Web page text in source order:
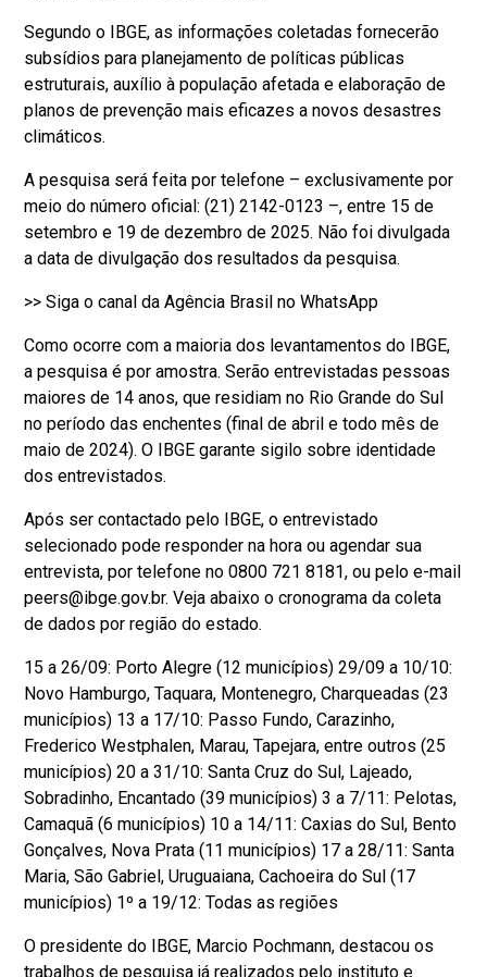
Segundo o IBGE, as informações coletadas fornecerão
subsídios para planejamento de políticas públicas
estruturais, auxílio à população afetada e elaboração de
planos de prevenção mais eficazes a novos desastres
climáticos.
A pesquisa será feita por telefone – exclusivamente por
meio do número oficial: (21) 2142-0123 –, entre 15 de
setembro e 19 de dezembro de 2025. Não foi divulgada
a data de divulgação dos resultados da pesquisa.
>> Siga o canal da Agência Brasil no WhatsApp
Como ocorre com a maioria dos levantamentos do IBGE,
a pesquisa é por amostra. Serão entrevistadas pessoas
maiores de 14 anos, que residiam no Rio Grande do Sul
no período das enchentes (final de abril e todo mês de
maio de 2024). O IBGE garante sigilo sobre identidade
dos entrevistados.
Após ser contactado pelo IBGE, o entrevistado
selecionado pode responder na hora ou agendar sua
entrevista, por telefone no 0800 721 8181, ou pelo e-mail
peers@ibge.gov.br. Veja abaixo o cronograma da coleta
de dados por região do estado.
15 a 26/09: Porto Alegre (12 municípios) 29/09 a 10/10:
Novo Hamburgo, Taquara, Montenegro, Charqueadas (23
municípios) 13 a 17/10: Passo Fundo, Carazinho,
Frederico Westphalen, Marau, Tapejara, entre outros (25
municípios) 20 a 31/10: Santa Cruz do Sul, Lajeado,
Sobradinho, Encantado (39 municípios) 3 a 7/11: Pelotas,
Camaquã (6 municípios) 10 a 14/11: Caxias do Sul, Bento
Gonçalves, Nova Prata (11 municípios) 17 a 28/11: Santa
Maria, São Gabriel, Uruguaiana, Cachoeira do Sul (17
municípios) 1º a 19/12: Todas as regiões
O presidente do IBGE, Marcio Pochmann, destacou os
trabalhos de pesquisa já realizados pelo instituto e